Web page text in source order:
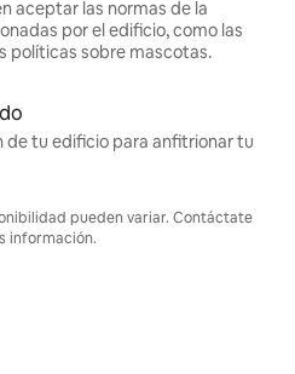
aceptar las normas de la
por el edificio, como las
políticas sobre mascotas.
de tu edificio para anfitrionar tu
pueden variar. Contáctate
información.